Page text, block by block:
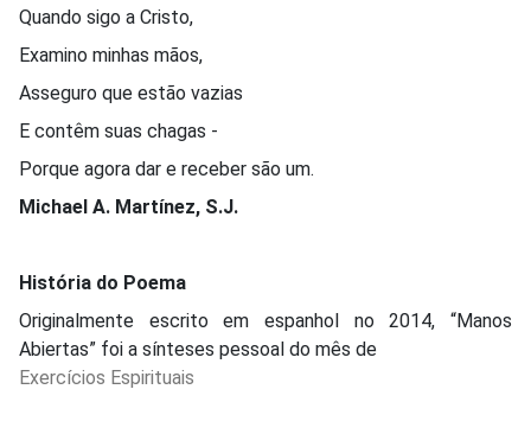
Quando sigo a Cristo,
Examino minhas mãos,
Asseguro que estão vazias
E contêm suas chagas -
Porque agora dar e receber são um.
Michael A. Martínez, S.J.
História do Poema
Originalmente escrito em espanhol no 2014, “Manos
Abiertas” foi a sínteses pessoal do mês de
Exercícios Espirituais